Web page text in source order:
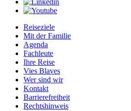
Reiseziele
Mit der Familie
Agenda
Fachleute
Ihre Reise
Vies Blaves
Wer sind wir
Kontakt
Barrierefreiheit
Rechtshinweis